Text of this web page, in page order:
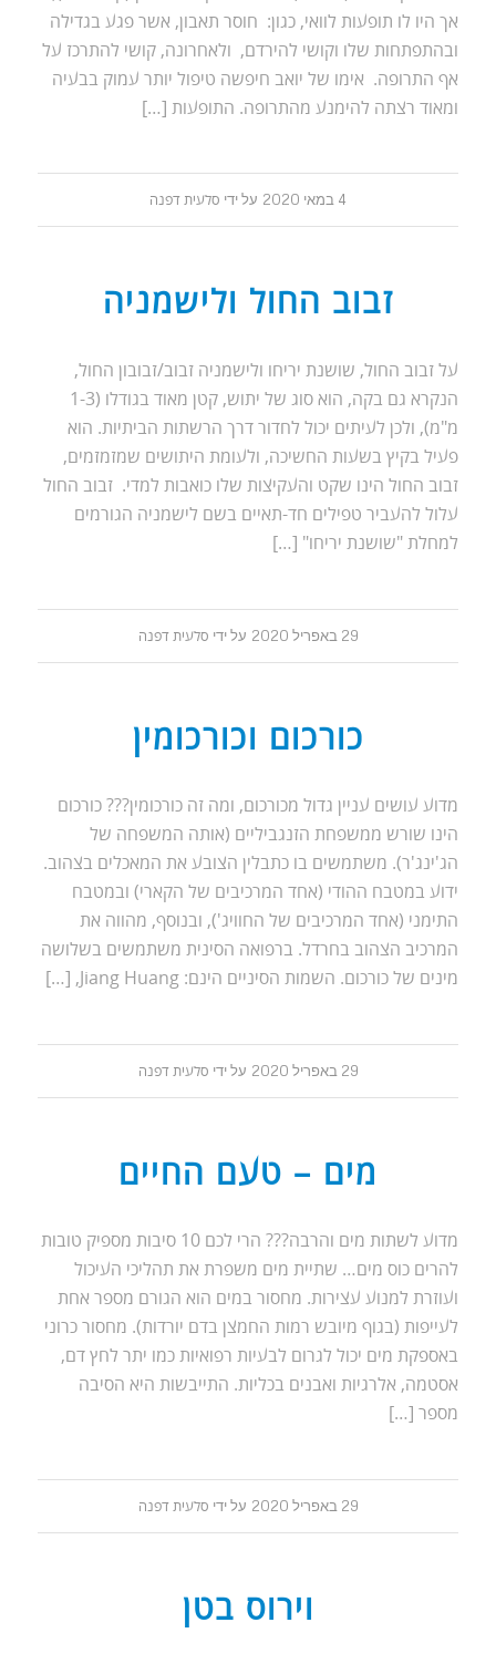
אך היו לו תופעות לוואי, כגון: חוסר תאבון, אשר פגע בגדילה
ובהתפתחות שלו וקושי להירדם, ולאחרונה, קושי להתרכז על
אף התרופה. אימו של יואב חיפשה טיפול יותר עמוק בבעיה
ומאוד רצתה להימנע מהתרופה. התופעות […]
4 במאי 2020 על ידי סלעית דפנה
זבוב החול ולישמניה
על זבוב החול, שושנת יריחו ולישמניה זבוב/זבובון החול,
הנקרא גם בקה, הוא סוג של יתוש, קטן מאוד בגודלו (1-3
מ"מ), ולכן לעיתים יכול לחדור דרך הרשתות הביתיות. הוא
פעיל בקיץ בשעות החשיכה, ולעומת היתושים שמזמזמים,
זבוב החול הינו שקט והעקיצות שלו כואבות למדי. זבוב החול
עלול להעביר טפילים חד-תאיים בשם לישמניה הגורמים
למחלת "שושנת יריחו" […]
29 באפריל 2020 על ידי סלעית דפנה
כורכום וכורכומין
מדוע עושים עניין גדול מכורכום, ומה זה כורכומין??? כורכום
הינו שורש ממשפחת הזנגביליים (אותה המשפחה של
הג'ינג'ר). משתמשים בו כתבלין הצובע את המאכלים בצהוב.
ידוע במטבח ההודי (אחד המרכיבים של הקארי) ובמטבח
התימני (אחד המרכיבים של החוויג'), ובנוסף, מהווה את
המרכיב הצהוב בחרדל. ברפואה הסינית משתמשים בשלושה
מינים של כורכום. השמות הסיניים הינם: Jiang Huang, […]
29 באפריל 2020 על ידי סלעית דפנה
מים – טעם החיים
מדוע לשתות מים והרבה??? הרי לכם 10 סיבות מספיק טובות
להרים כוס מים… שתיית מים משפרת את תהליכי העיכול
ועוזרת למנוע עצירות. מחסור במים הוא הגורם מספר אחת
לעייפות (בגוף מיובש רמות החמצן בדם יורדות). מחסור כרוני
באספקת מים יכול לגרום לבעיות רפואיות כמו יתר לחץ דם,
אסטמה, אלרגיות ואבנים בכליות. התייבשות היא הסיבה
מספר […]
29 באפריל 2020 על ידי סלעית דפנה
וירוס בטן